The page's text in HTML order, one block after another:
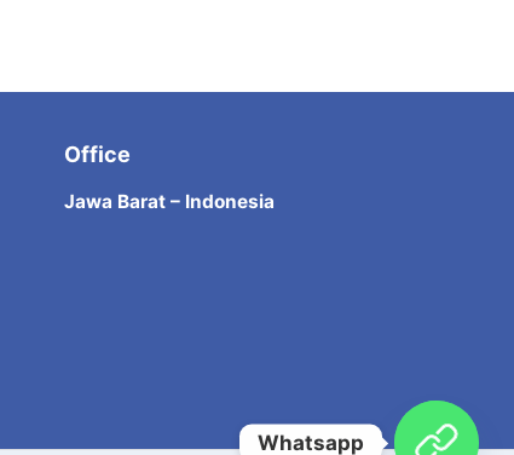
Office
Jawa Barat – Indonesia
Whatsapp